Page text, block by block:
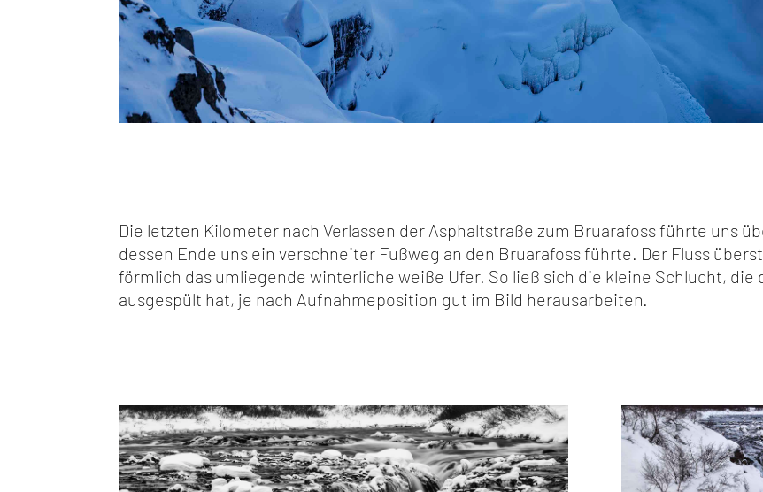
Die letzten Kilometer nach Verlassen der Asphaltstraße zum Bruarafoss führte uns
dessen Ende uns ein verschneiter Fußweg an den Bruarafoss führte. Der Fluss
förmlich das umliegende winterliche weiße Ufer. So ließ sich die kleine Schlucht, die
ausgespült hat, je nach Aufnahmeposition gut im Bild herausarbeiten.